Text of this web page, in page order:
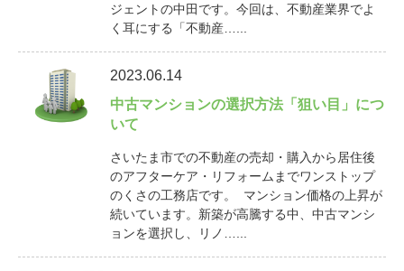
ジェントの中田です。今回は、不動産業界でよ
く耳にする「不動産…...
2023.06.14
中古マンションの選択方法「狙い目」につ
いて
さいたま市での不動産の売却・購入から居住後
のアフターケア・リフォームまでワンストップ
のくさの工務店です。 マンション価格の上昇が
続いています。新築が高騰する中、中古マンシ
ョンを選択し、リノ…...